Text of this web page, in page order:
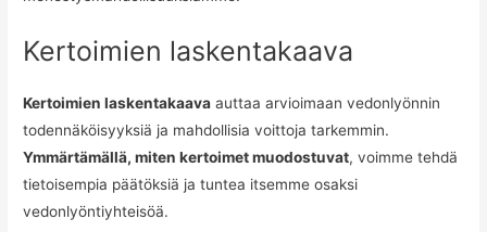
Kertoimien laskentakaava
Kertoimien laskentakaava auttaa arvioimaan vedonlyönnin
todennäköisyyksiä ja mahdollisia voittoja tarkemmin.
Ymmärtämällä, miten kertoimet muodostuvat, voimme tehdä
tietoisempia päätöksiä ja tuntea itsemme osaksi
vedonlyöntiyhteisöä.